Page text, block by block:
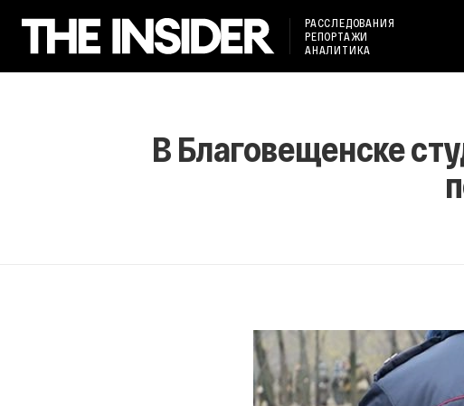
РАССЛЕДОВАНИЯ
РЕПОРТАЖИ
АНАЛИТИКА
В Благовещенске